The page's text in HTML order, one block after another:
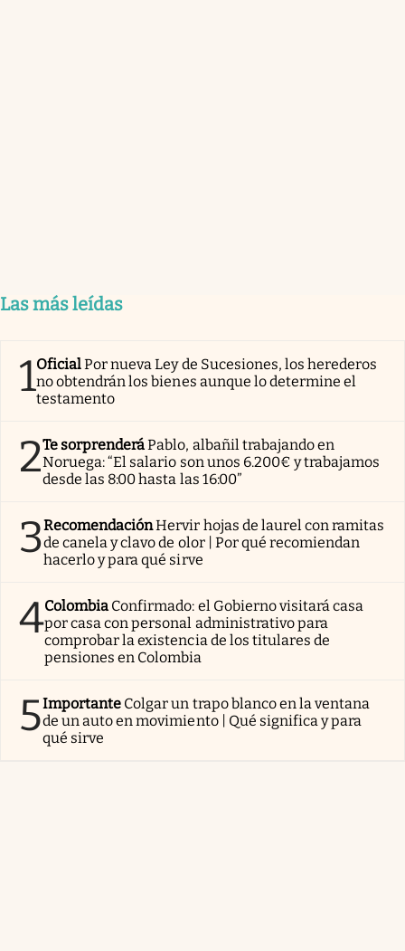
Las más leídas
1OficialPor nueva Ley de Sucesiones, los herederos
no obtendrán los bienes aunque lo determine el
testamento
2Te sorprenderáPablo, albañil trabajando en
Noruega: “El salario son unos 6.200€ y trabajamos
desde las 8:00 hasta las 16:00”
3RecomendaciónHervir hojas de laurel con ramitas
de canela y clavo de olor | Por qué recomiendan
hacerlo y para qué sirve
4Colombia Confirmado: el Gobierno visitará casa
por casa con personal administrativo para
comprobar la existencia de los titulares de
pensiones en Colombia
5Importante Colgar un trapo blanco en la ventana
de un auto en movimiento | Qué significa y para
qué sirve